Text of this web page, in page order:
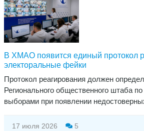
В ХМАО появится единый протокол
электоральные фейки
Протокол реагирования должен
Регионального общественного штаба
выборами при появлении
17 июля 2026 5